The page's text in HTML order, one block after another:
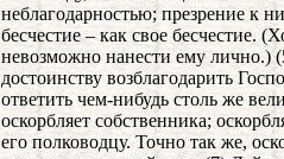
неблагодарностью; презрение к
бесчестие – как свое бесчестие.
невозможно нанести ему лично.)
достоинству возблагодарить
ответить чем-нибудь столь же
оскорбляет собственника;
его полководцу. Точно так же,